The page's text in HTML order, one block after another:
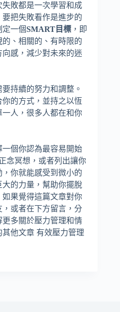
敗都是一次學習和成
把失敗看作是進步的
一個SMART目標 ，即
、相關的、有時限的
感，減少對未來的迷
持續的努力和調整。
的方式，並持之以恆
人，很多人都在和你
個你認為最容易開始
念冥想，或者列出讓你
你就能感受到微小的
的力量，幫助你擺脫
果覺得這篇文章對你
或者在下方留言，分
多關於壓力管理和情
他文章 有效壓力管理